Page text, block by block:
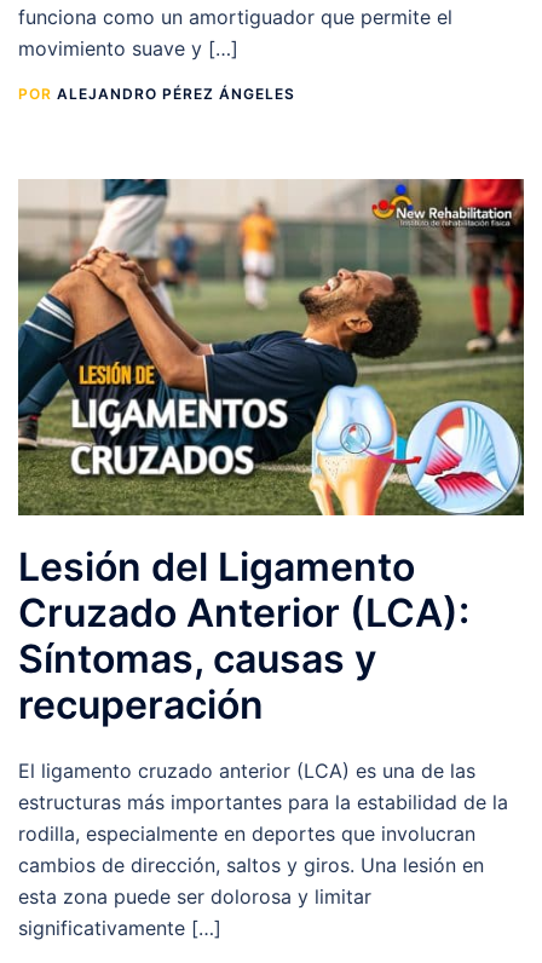
funciona como un amortiguador que permite el
movimiento suave y […]
POR ALEJANDRO PÉREZ ÁNGELES
Lesión del Ligamento
Cruzado Anterior (LCA):
Síntomas, causas y
recuperación
El ligamento cruzado anterior (LCA) es una de las
estructuras más importantes para la estabilidad de la
rodilla, especialmente en deportes que involucran
cambios de dirección, saltos y giros. Una lesión en
esta zona puede ser dolorosa y limitar
significativamente […]